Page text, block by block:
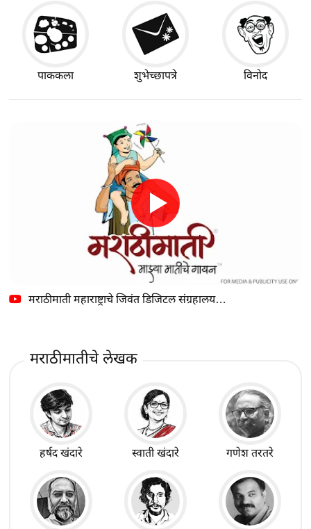
पाककला शुभेच्छापत्रे विनोद
मराठीमाती महाराष्ट्राचे जिवंत डिजिटल संग्रहालय…
मराठीमातीचे लेखक
हर्षद खंदारे स्वाती खंदारे गणेश तरतरे